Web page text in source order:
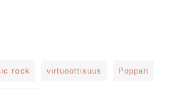
rock virtuoottisuus Poppari